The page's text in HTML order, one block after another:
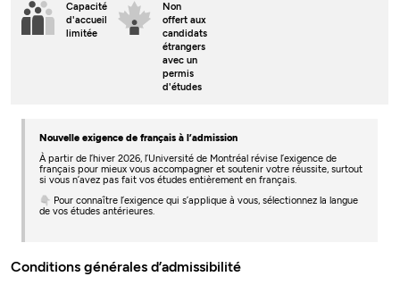
Capacité
d'accueil
limitée
Non
offert aux
candidats
étrangers
avec un
permis
d'études
Nouvelle exigence de français à l’admission
À partir de l’hiver 2026, l’Université de Montréal révise l’exigence de
français pour mieux vous accompagner et soutenir votre réussite, surtout
si vous n’avez pas fait vos études entièrement en français.
👇 Pour connaître l’exigence qui s’applique à vous, sélectionnez la langue
de vos études antérieures.
Conditions générales d’admissibilité